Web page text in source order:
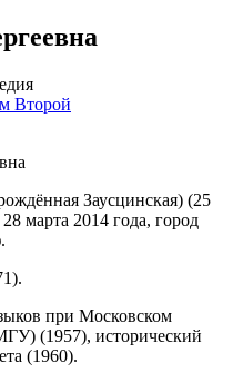
Второй
Заусцинская) (25
марта 2014 года, город
при Московском
(1957), исторический
(1960).